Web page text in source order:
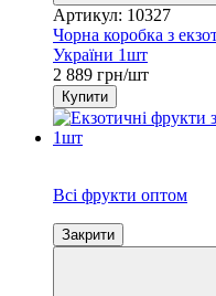
Артикул: 10327
Чорна коробка з
України 1шт
2 889 грн/шт
Купити
Всі фрукти оптом
Закрити